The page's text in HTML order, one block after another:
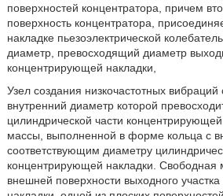
поверхностей концентратора, причем
поверхность концентратора,
накладке пьезоэлектрической
диаметр, превосходящий диаметр
концентрирующей накладки,
Узел создания низкочастотных вибраций
внутренний диаметр которой
цилиндрической части
массы, выполненной в форме кольца с
соответствующим диаметру
концентрирующей накладки.
внешней поверхности выходного